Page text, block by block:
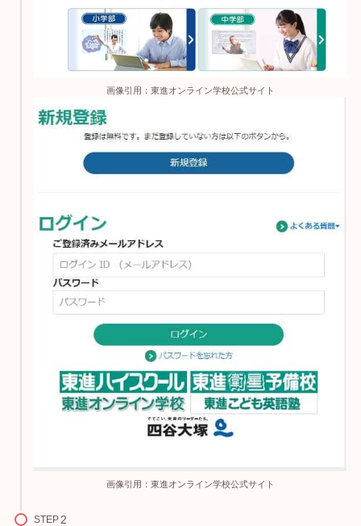
画像引用：東進オンライン学校公式サイト
画像引用：東進オンライン学校公式サイト
STEP